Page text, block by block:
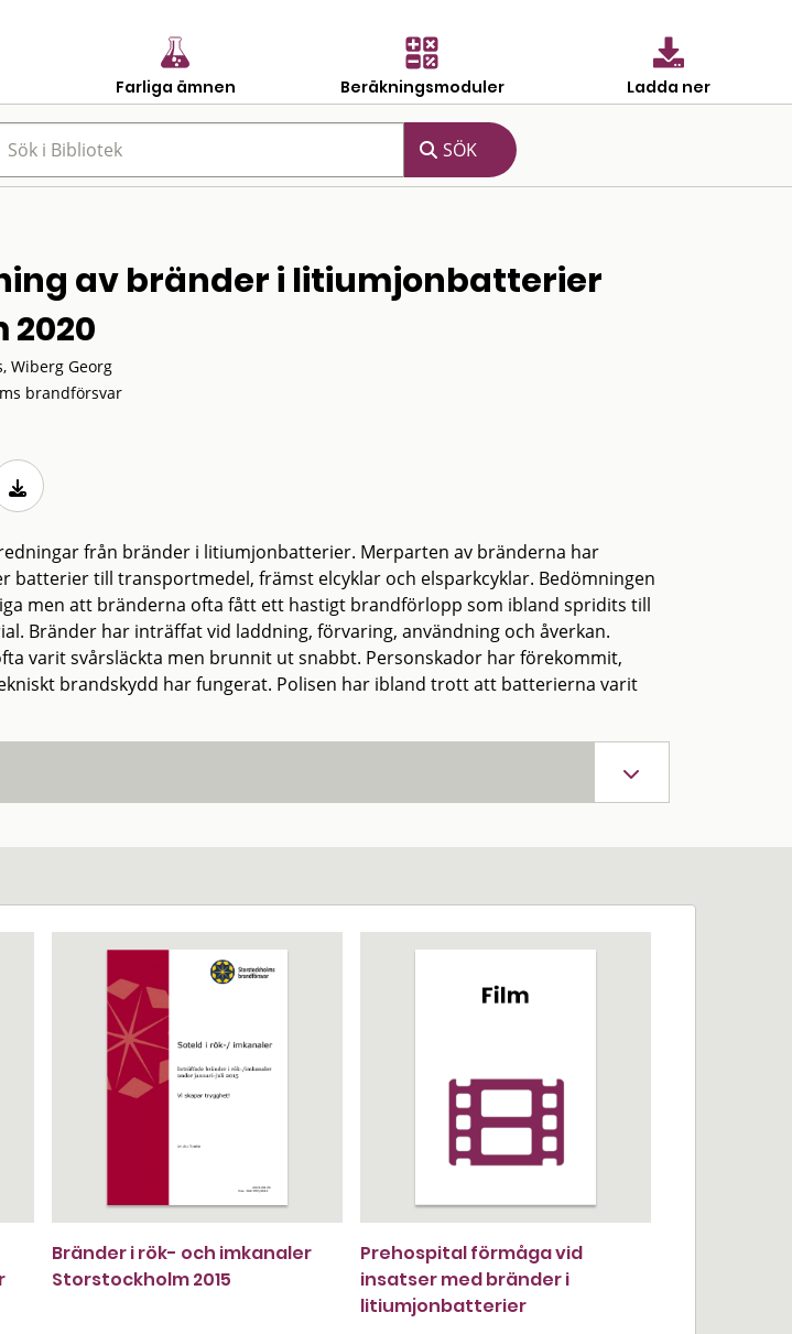
Farliga ämnen Beräkningsmoduler Ladda ner
av bränder i litiumjonbatterier
Wiberg Georg
brandförsvar
från bränder i litiumjonbatterier. Merparten av bränderna har
batterier till transportmedel, främst elcyklar och elsparkcyklar. Bedömningen
men att bränderna ofta fått ett hastigt brandförlopp som ibland spridits till
Bränder har inträffat vid laddning, förvaring, användning och åverkan.
varit svårsläckta men brunnit ut snabbt. Personskador har förekommit,
brandskydd har fungerat. Polisen har ibland trott att batterierna varit
Bränder i rök- och imkanaler
Storstockholm 2015
Prehospital förmåga vid
insatser med bränder i
litiumjonbatterier